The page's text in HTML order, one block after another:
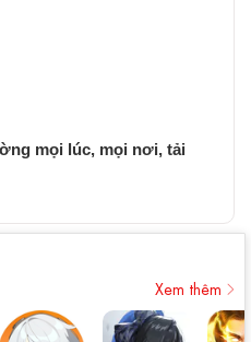
mọi lúc, mọi nơi, tải
Xem thêm